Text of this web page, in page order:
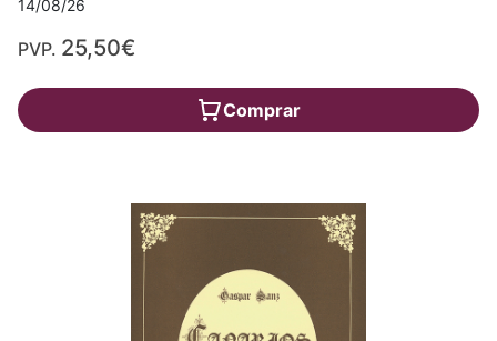
14/08/26
PVP. 25,50€
Comprar